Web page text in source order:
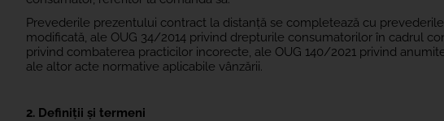
Prevederile prezentului contract la distanță se completează cu
modificată, ale OUG 34/2014 privind drepturile consumatorilor în cadrul
privind combaterea practicilor incorecte, ale OUG 140/2021 privind
ale altor acte normative aplicabile vânzării.
2. Definiții și termeni